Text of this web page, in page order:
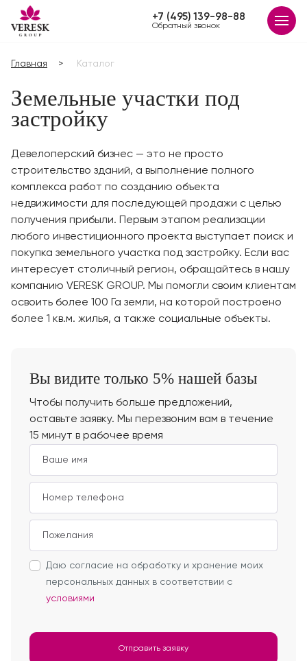
+7 (495) 139-98-88
Обратный звонок
Главная Каталог
Земельные участки под
застройку
Девелоперский бизнес — это не просто
строительство зданий, а выполнение полного
комплекса работ по созданию объекта
недвижимости для последующей продажи с целью
получения прибыли. Первым этапом реализации
любого инвестиционного проекта выступает поиск и
покупка земельного участка под застройку. Если вас
интересует столичный регион, обращайтесь в нашу
компанию VERESK GROUP. Мы помогли своим клиентам
освоить более 100 Га земли, на которой построено
более 1 кв.м. жилья, а также социальные объекты.
Вы видите только 5% нашей базы
Чтобы получить больше предложений,
оставьте заявку. Мы перезвоним вам в течение
15 минут в рабочее время
Даю согласие на обработку и хранение моих
персональных данных в соответствии с
условиями
Отправить заявку